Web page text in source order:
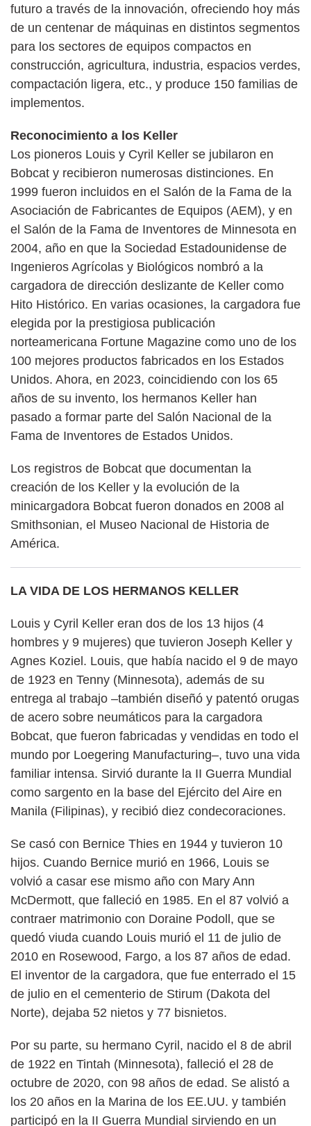
futuro a través de la innovación, ofreciendo hoy más
de un centenar de máquinas en distintos segmentos
para los sectores de equipos compactos en
construcción, agricultura, industria, espacios verdes,
compactación ligera, etc., y produce 150 familias de
implementos.
Reconocimiento a los Keller
Los pioneros Louis y Cyril Keller se jubilaron en
Bobcat y recibieron numerosas distinciones. En
1999 fueron incluidos en el Salón de la Fama de la
Asociación de Fabricantes de Equipos (AEM), y en
el Salón de la Fama de Inventores de Minnesota en
2004, año en que la Sociedad Estadounidense de
Ingenieros Agrícolas y Biológicos nombró a la
cargadora de dirección deslizante de Keller como
Hito Histórico. En varias ocasiones, la cargadora fue
elegida por la prestigiosa publicación
norteamericana Fortune Magazine como uno de los
100 mejores productos fabricados en los Estados
Unidos. Ahora, en 2023, coincidiendo con los 65
años de su invento, los hermanos Keller han
pasado a formar parte del Salón Nacional de la
Fama de Inventores de Estados Unidos.
Los registros de Bobcat que documentan la
creación de los Keller y la evolución de la
minicargadora Bobcat fueron donados en 2008 al
Smithsonian, el Museo Nacional de Historia de
América.
LA VIDA DE LOS HERMANOS KELLER
Louis y Cyril Keller eran dos de los 13 hijos (4
hombres y 9 mujeres) que tuvieron Joseph Keller y
Agnes Koziel. Louis, que había nacido el 9 de mayo
de 1923 en Tenny (Minnesota), además de su
entrega al trabajo –también diseñó y patentó orugas
de acero sobre neumáticos para la cargadora
Bobcat, que fueron fabricadas y vendidas en todo el
mundo por Loegering Manufacturing–, tuvo una vida
familiar intensa. Sirvió durante la II Guerra Mundial
como sargento en la base del Ejército del Aire en
Manila (Filipinas), y recibió diez condecoraciones.
Se casó con Bernice Thies en 1944 y tuvieron 10
hijos. Cuando Bernice murió en 1966, Louis se
volvió a casar ese mismo año con Mary Ann
McDermott, que falleció en 1985. En el 87 volvió a
contraer matrimonio con Doraine Podoll, que se
quedó viuda cuando Louis murió el 11 de julio de
2010 en Rosewood, Fargo, a los 87 años de edad.
El inventor de la cargadora, que fue enterrado el 15
de julio en el cementerio de Stirum (Dakota del
Norte), dejaba 52 nietos y 77 bisnietos.
Por su parte, su hermano Cyril, nacido el 8 de abril
de 1922 en Tintah (Minnesota), falleció el 28 de
octubre de 2020, con 98 años de edad. Se alistó a
los 20 años en la Marina de los EE.UU. y también
participó en la II Guerra Mundial sirviendo en un